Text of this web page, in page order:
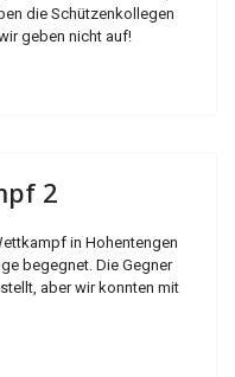
die Schützenkollegen
geben nicht auf!
2
in Hohentengen
begegnet. Die Gegner
aber wir konnten mit